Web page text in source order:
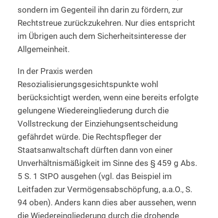
sondern im Gegenteil ihn darin zu fördern, zur
Rechtstreue zurückzukehren. Nur dies entspricht
im Übrigen auch dem Sicherheitsinteresse der
Allgemeinheit.
In der Praxis werden
Resozialisierungsgesichtspunkte wohl
berücksichtigt werden, wenn eine bereits erfolgte
gelungene Wiedereingliederung durch die
Vollstreckung der Einziehungsentscheidung
gefährdet würde. Die Rechtspfleger der
Staatsanwaltschaft dürften dann von einer
Unverhältnismäßigkeit im Sinne des § 459 g Abs.
5 S. 1 StPO ausgehen (vgl. das Beispiel im
Leitfaden zur Vermögensabschöpfung, a.a.O., S.
94 oben). Anders kann dies aber aussehen, wenn
die Wiedereingliederung durch die drohende